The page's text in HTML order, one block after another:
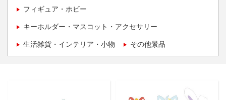
フィギュア・ホビー
キーホルダー・マスコット・アクセサリー
生活雑貨・インテリア・小物 その他景品